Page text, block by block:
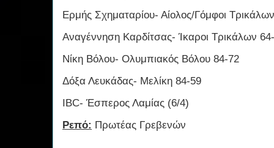
Ερμής Σχηματαρίου- Αίολος/Γόμφοι
Αναγέννηση Καρδίτσας- Ίκαροι Τρικάλων
Νίκη Βόλου- Ολυμπιακός Βόλου 84-72
Δόξα Λευκάδας- Μελίκη 84-59
IBC- Έσπερος Λαμίας (6/4)
Ρεπό: Πρωτέας Γρεβενών